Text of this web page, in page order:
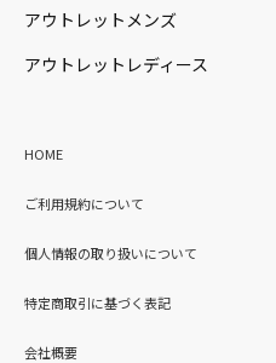
アウトレットメンズ
アウトレットレディース
HOME
ご利用規約について
個人情報の取り扱いについて
特定商取引に基づく表記
会社概要